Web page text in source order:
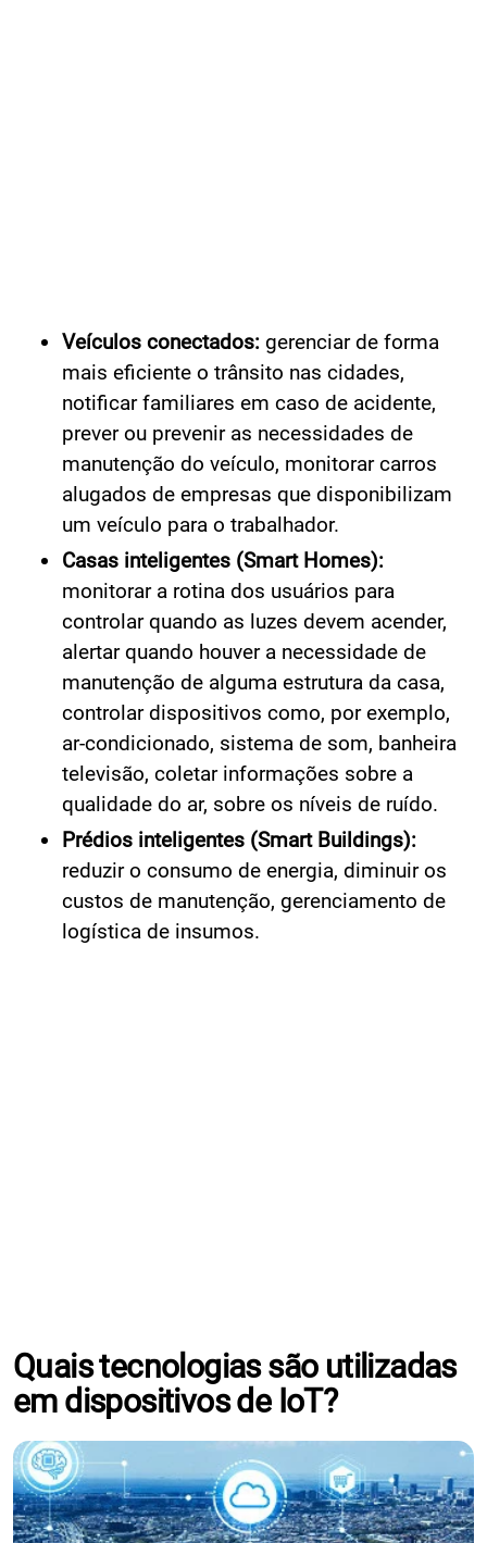
Veículos conectados: gerenciar de forma
mais eficiente o trânsito nas cidades,
notificar familiares em caso de acidente,
prever ou prevenir as necessidades de
manutenção do veículo, monitorar carros
alugados de empresas que disponibilizam
um veículo para o trabalhador.
Casas inteligentes (Smart Homes):
monitorar a rotina dos usuários para
controlar quando as luzes devem acender,
alertar quando houver a necessidade de
manutenção de alguma estrutura da casa,
controlar dispositivos como, por exemplo,
ar-condicionado, sistema de som, banheira
televisão, coletar informações sobre a
qualidade do ar, sobre os níveis de ruído.
Prédios inteligentes (Smart Buildings):
reduzir o consumo de energia, diminuir os
custos de manutenção, gerenciamento de
logística de insumos.
Quais tecnologias são utilizadas
em dispositivos de IoT?